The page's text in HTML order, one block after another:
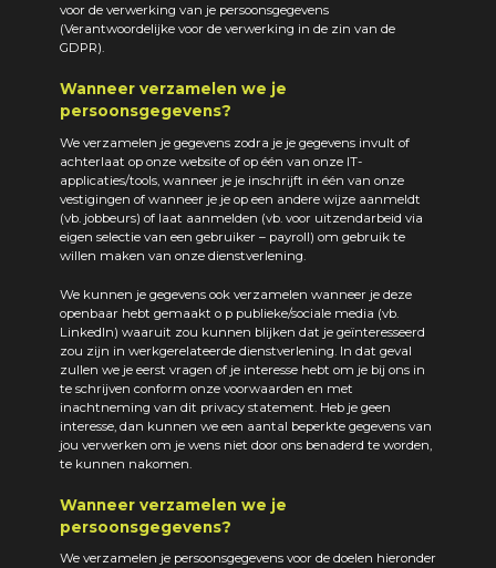
voor de verwerking van je persoonsgegevens
(Verantwoordelijke voor de verwerking in de zin van de
GDPR).
Wanneer verzamelen we je
persoonsgegevens?
We verzamelen je gegevens zodra je je gegevens invult of
achterlaat op onze website of op één van onze IT-
applicaties/tools, wanneer je je inschrijft in één van onze
vestigingen of wanneer je je op een andere wijze aanmeldt
(vb. jobbeurs) of laat aanmelden (vb. voor uitzendarbeid via
eigen selectie van een gebruiker – payroll) om gebruik te
willen maken van onze dienstverlening.
We kunnen je gegevens ook verzamelen wanneer je deze
openbaar hebt gemaakt o p publieke/sociale media (vb.
LinkedIn) waaruit zou kunnen blijken dat je geïnteresseerd
zou zijn in werkgerelateerde dienstverlening. In dat geval
zullen we je eerst vragen of je interesse hebt om je bij ons in
te schrijven conform onze voorwaarden en met
inachtneming van dit privacy statement. Heb je geen
interesse, dan kunnen we een aantal beperkte gegevens van
jou verwerken om je wens niet door ons benaderd te worden,
te kunnen nakomen.
Wanneer verzamelen we je
persoonsgegevens?
We verzamelen je persoonsgegevens voor de doelen hieronder